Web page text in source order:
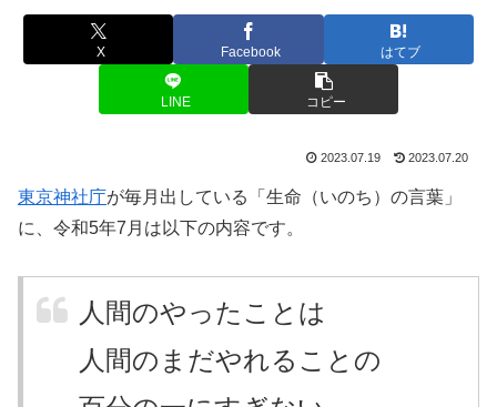
X Facebook はてブ
LINE コピー
2023.07.19 2023.07.20
東京神社庁が毎月出している「生命（いのち）の言葉」
に、令和5年7月は以下の内容です。
人間のやったことは
人間のまだやれることの